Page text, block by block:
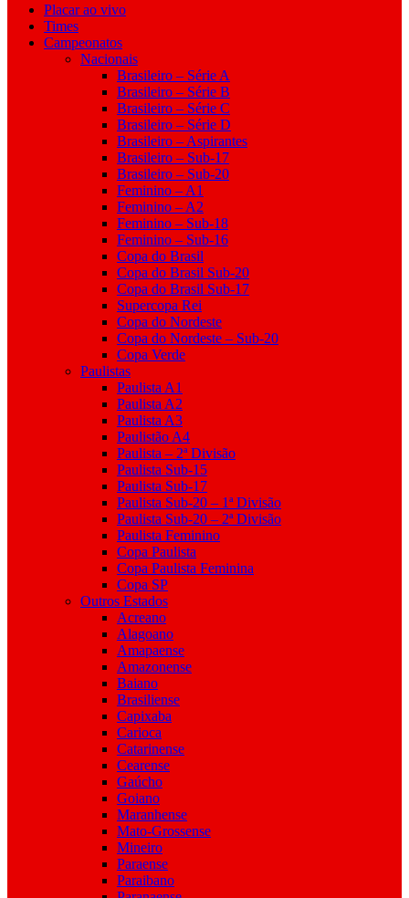
Placar ao vivo
Times
Campeonatos
Nacionais
Brasileiro – Série A
Brasileiro – Série B
Brasileiro – Série C
Brasileiro – Série D
Brasileiro – Aspirantes
Brasileiro – Sub-17
Brasileiro – Sub-20
Feminino – A1
Feminino – A2
Feminino – Sub-18
Feminino – Sub-16
Copa do Brasil
Copa do Brasil Sub-20
Copa do Brasil Sub-17
Supercopa Rei
Copa do Nordeste
Copa do Nordeste – Sub-20
Copa Verde
Paulistas
Paulista A1
Paulista A2
Paulista A3
Paulistão A4
Paulista – 2ª Divisão
Paulista Sub-15
Paulista Sub-17
Paulista Sub-20 – 1ª Divisão
Paulista Sub-20 – 2ª Divisão
Paulista Feminino
Copa Paulista
Copa Paulista Feminina
Copa SP
Outros Estados
Acreano
Alagoano
Amapaense
Amazonense
Baiano
Brasiliense
Capixaba
Carioca
Catarinense
Cearense
Gaúcho
Goiano
Maranhense
Mato-Grossense
Mineiro
Paraense
Paraibano